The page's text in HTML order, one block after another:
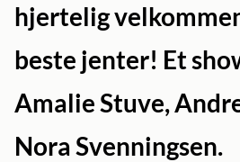
hjertelig
beste jenter! Et
Amalie Stuve,
Nora Svenningsen.